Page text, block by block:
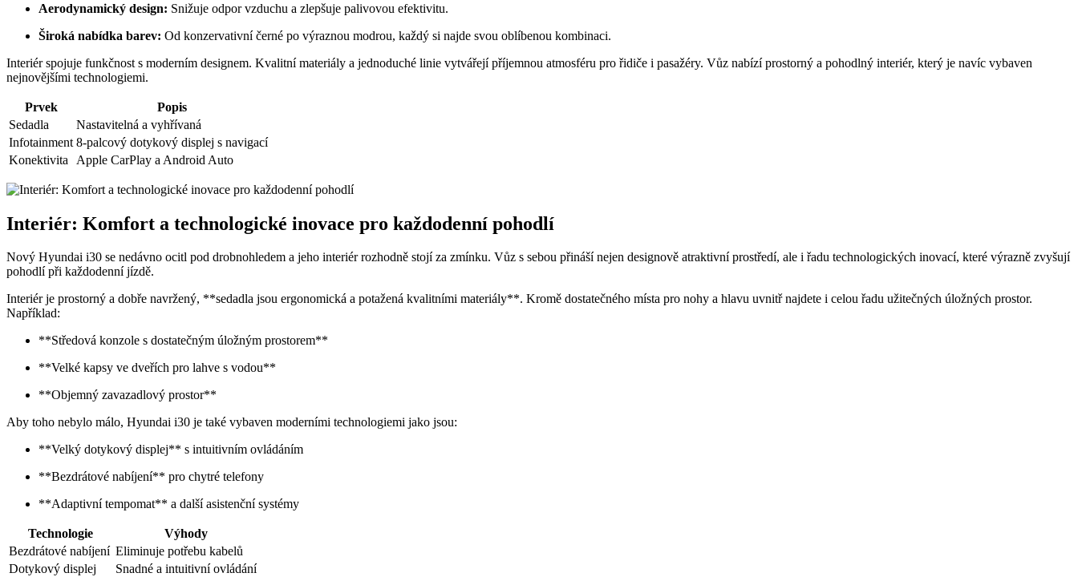
Aerodynamický design: Snižuje odpor vzduchu a zlepšuje palivovou efektivitu.
Široká nabídka barev: Od konzervativní černé po výraznou modrou, každý si najde svou oblíbenou kombinaci.
Interiér spojuje funkčnost s moderním designem. Kvalitní materiály a jednoduché linie vytvářejí příjemnou atmosféru pro řidiče i pasažéry. Vůz nabízí prostorný a pohodlný interiér, který je navíc vybaven
nejnovějšími technologiemi.
Prvek
Popis
Sedadla
Nastavitelná a vyhřívaná
Infotainment 8-palcový dotykový displej s navigací
Konektivita
Apple CarPlay a Android Auto
Interiér: Komfort a technologické inovace pro každodenní pohodlí
Nový Hyundai i30 se nedávno ocitl pod drobnohledem a jeho interiér rozhodně stojí za zmínku. Vůz s sebou přináší nejen designově atraktivní prostředí, ale i řadu technologických inovací, které výrazně zvyšují
pohodlí při každodenní jízdě.
Interiér je prostorný a dobře navržený, **sedadla jsou ergonomická a potažená kvalitními materiály**. Kromě dostatečného místa pro nohy a hlavu uvnitř najdete i celou řadu užitečných úložných prostor.
Například:
**Středová konzole s dostatečným úložným prostorem**
**Velké kapsy ve dveřích pro lahve s vodou**
**Objemný zavazadlový prostor**
Aby toho nebylo málo, Hyundai i30 je také vybaven moderními technologiemi jako jsou:
**Velký dotykový displej** s intuitivním ovládáním
**Bezdrátové nabíjení** pro chytré telefony
**Adaptivní tempomat** a další asistenční systémy
Technologie
Výhody
Bezdrátové nabíjení Eliminuje potřebu kabelů
Dotykový displej
Snadné a intuitivní ovládání